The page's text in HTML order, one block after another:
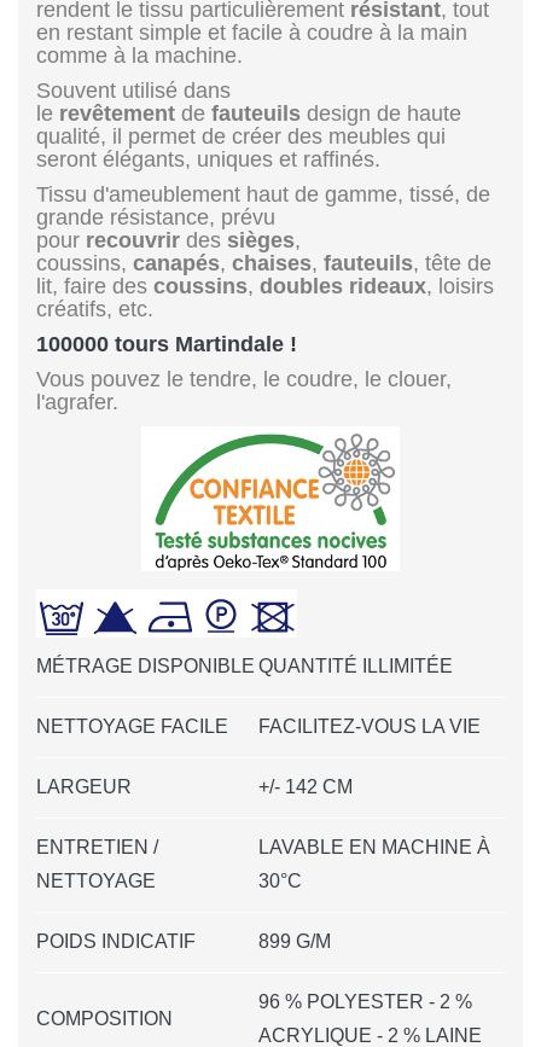
rendent le tissu particulièrement résistant, tout
en restant simple et facile à coudre à la main
comme à la machine.
Souvent utilisé dans
le revêtement de fauteuils design de haute
qualité, il permet de créer des meubles qui
seront élégants, uniques et raffinés.
Tissu d'ameublement haut de gamme, tissé, de
grande résistance, prévu
pour recouvrir des sièges,
coussins, canapés, chaises, fauteuils, tête de
lit, faire des coussins, doubles rideaux, loisirs
créatifs, etc.
100000 tours Martindale !
Vous pouvez le tendre, le coudre, le clouer,
l'agrafer.
MÉTRAGE DISPONIBLE QUANTITÉ ILLIMITÉE
NETTOYAGE FACILE FACILITEZ-VOUS LA VIE
LARGEUR +/- 142 CM
ENTRETIEN /
NETTOYAGE
LAVABLE EN MACHINE À
30°C
POIDS INDICATIF 899 G/M
COMPOSITION
96 % POLYESTER - 2 %
ACRYLIQUE - 2 % LAINE